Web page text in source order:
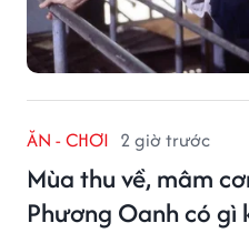
ĂN - CHƠI 2 giờ trước
Mùa thu về, mâm
Phương Oanh có gì